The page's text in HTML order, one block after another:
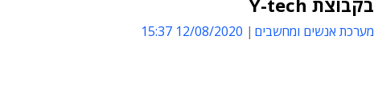
בקבוצת Y-tech
מערכת אנשים ומחשבים 12/08/2020 15:37